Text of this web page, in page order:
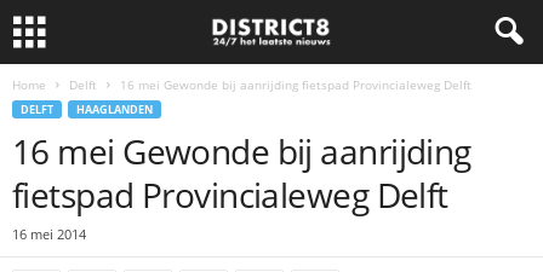
Home Delft
DELFT HAAGLANDEN
16 mei Gewonde bij aanrijding
fietspad Provincialeweg Delft‏
16 mei 2014